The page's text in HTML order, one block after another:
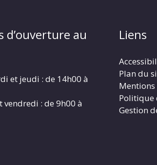
d’ouverture au
et jeudi : de 14h00 à
vendredi : de 9h00 à
Liens
Plan du
Mentions
Politique
Gestion